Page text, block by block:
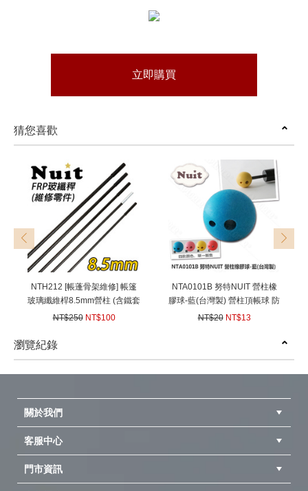
立即購買
猜您喜歡
NTH212 [帳蓬骨架維修] 帳篷
玻璃纖維桿8.5mm營柱 (含鐵套
筒) 帳篷玻纖骨架帳篷玻桿營柱
NT$250 NT$100
NTA0101B 努特NUIT 營柱橡
膠球-藍(台灣製) 營柱頂帳球 防
雷帽 防滑球 可避免營柱尖端撐
NT$20 NT$13
prev next
瀏覽紀錄
prev
next
關於我們
客服中心
門市資訊